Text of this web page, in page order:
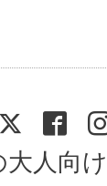
大人向